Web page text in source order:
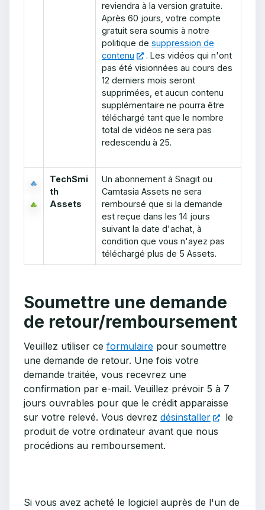
reviendra à la version gratuite.
Après 60 jours, votre compte
gratuit sera soumis à notre
politique de suppression de
contenu
. Les vidéos qui n'ont
pas été visionnées au cours des
12 derniers mois seront
supprimées, et aucun contenu
supplémentaire ne pourra être
téléchargé tant que le nombre
total de vidéos ne sera pas
redescendu à 25.
TechSmi
th
Assets
Un abonnement à Snagit ou
Camtasia Assets ne sera
remboursé que si la demande
est reçue dans les 14 jours
suivant la date d'achat, à
condition que vous n'ayez pas
téléchargé plus de 5 Assets.
Soumettre une demande
de retour/remboursement
Veuillez utiliser ce formulaire pour soumettre
une demande de retour. Une fois votre
demande traitée, vous recevrez une
confirmation par e-mail. Veuillez prévoir 5 à 7
jours ouvrables pour que le crédit apparaisse
sur votre relevé. Vous devrez désinstaller
le
produit de votre ordinateur avant que nous
procédions au remboursement.
Si vous avez acheté le logiciel auprès de l'un de